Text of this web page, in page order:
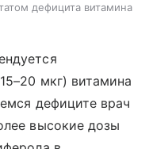
дефицита витамина
мкг) витамина
дефиците врач
высокие дозы